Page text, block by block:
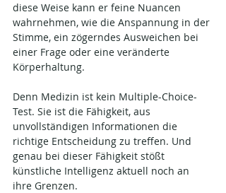
diese Weise kann er feine Nuancen
wahrnehmen, wie die Anspannung in der
Stimme, ein zögerndes Ausweichen bei
einer Frage oder eine veränderte
Körperhaltung.
Denn Medizin ist kein Multiple-Choice-
Test. Sie ist die Fähigkeit, aus
unvollständigen Informationen die
richtige Entscheidung zu treffen. Und
genau bei dieser Fähigkeit stößt
künstliche Intelligenz aktuell noch an
ihre Grenzen.